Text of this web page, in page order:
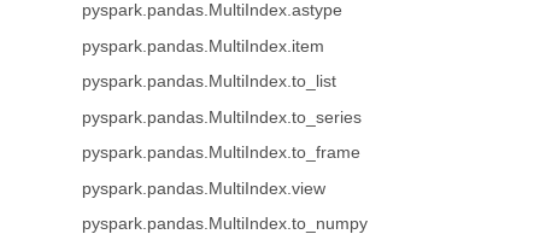
pyspark.pandas.MultiIndex.astype
pyspark.pandas.MultiIndex.item
pyspark.pandas.MultiIndex.to_list
pyspark.pandas.MultiIndex.to_series
pyspark.pandas.MultiIndex.to_frame
pyspark.pandas.MultiIndex.view
pyspark.pandas.MultiIndex.to_numpy